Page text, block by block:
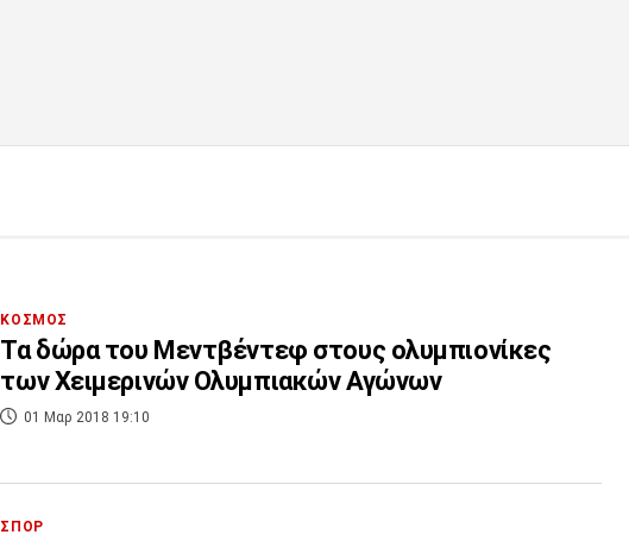
ΚΟΣΜΟΣ
Τα δώρα του Μεντβέντεφ στους ολυμπιονίκες
των Χειμερινών Ολυμπιακών Αγώνων
01 Μαρ 2018 19:10
ΣΠΟΡ